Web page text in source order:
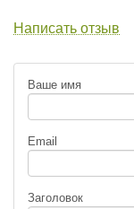
Написать отзыв
Ваше имя
Email
Заголовок